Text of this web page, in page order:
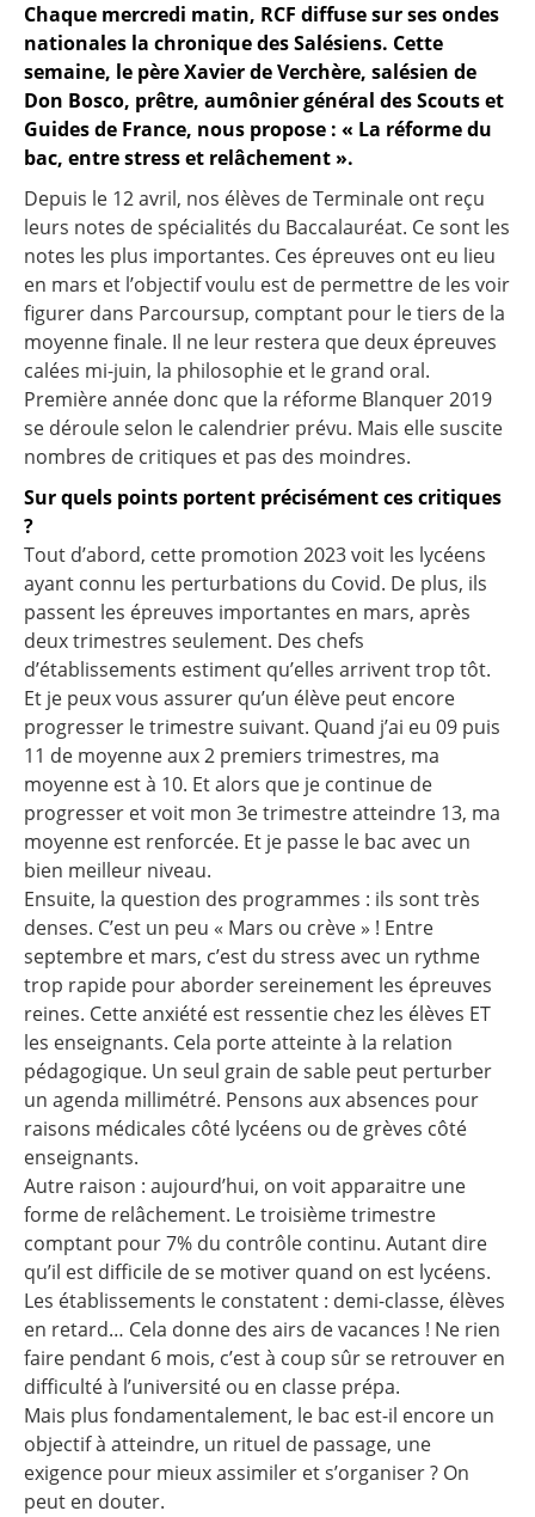
Chaque mercredi matin, RCF diffuse sur ses ondes
nationales la chronique des Salésiens. Cette
semaine, le père Xavier de Verchère, salésien de
Don Bosco, prêtre, aumônier général des Scouts et
Guides de France, nous propose : « La réforme du
bac, entre stress et relâchement ».
Depuis le 12 avril, nos élèves de Terminale ont reçu
leurs notes de spécialités du Baccalauréat. Ce sont les
notes les plus importantes. Ces épreuves ont eu lieu
en mars et l’objectif voulu est de permettre de les voir
figurer dans Parcoursup, comptant pour le tiers de la
moyenne finale. Il ne leur restera que deux épreuves
calées mi-juin, la philosophie et le grand oral.
Première année donc que la réforme Blanquer 2019
se déroule selon le calendrier prévu. Mais elle suscite
nombres de critiques et pas des moindres.
Sur quels points portent précisément ces critiques
?
Tout d’abord, cette promotion 2023 voit les lycéens
ayant connu les perturbations du Covid. De plus, ils
passent les épreuves importantes en mars, après
deux trimestres seulement. Des chefs
d’établissements estiment qu’elles arrivent trop tôt.
Et je peux vous assurer qu’un élève peut encore
progresser le trimestre suivant. Quand j’ai eu 09 puis
11 de moyenne aux 2 premiers trimestres, ma
moyenne est à 10. Et alors que je continue de
progresser et voit mon 3e trimestre atteindre 13, ma
moyenne est renforcée. Et je passe le bac avec un
bien meilleur niveau.
Ensuite, la question des programmes : ils sont très
denses. C’est un peu « Mars ou crève » ! Entre
septembre et mars, c’est du stress avec un rythme
trop rapide pour aborder sereinement les épreuves
reines. Cette anxiété est ressentie chez les élèves ET
les enseignants. Cela porte atteinte à la relation
pédagogique. Un seul grain de sable peut perturber
un agenda millimétré. Pensons aux absences pour
raisons médicales côté lycéens ou de grèves côté
enseignants.
Autre raison : aujourd’hui, on voit apparaitre une
forme de relâchement. Le troisième trimestre
comptant pour 7% du contrôle continu. Autant dire
qu’il est difficile de se motiver quand on est lycéens.
Les établissements le constatent : demi-classe, élèves
en retard… Cela donne des airs de vacances ! Ne rien
faire pendant 6 mois, c’est à coup sûr se retrouver en
difficulté à l’université ou en classe prépa.
Mais plus fondamentalement, le bac est-il encore un
objectif à atteindre, un rituel de passage, une
exigence pour mieux assimiler et s’organiser ? On
peut en douter.